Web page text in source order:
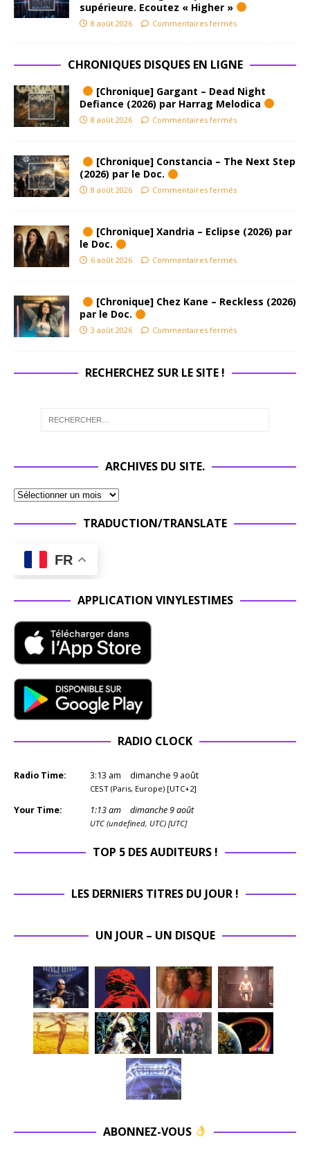
supérieure. Ecoutez « Higher »
8 août 2026 Commentaires fermés
CHRONIQUES DISQUES EN LIGNE
[Chronique] Gargant – Dead Night
Defiance (2026) par Harrag Melodica
8 août 2026 Commentaires fermés
[Chronique] Constancia – The Next Step
(2026) par le Doc.
8 août 2026 Commentaires fermés
[Chronique] Xandria – Eclipse (2026) par
le Doc.
6 août 2026 Commentaires fermés
[Chronique] Chez Kane – Reckless (2026)
par le Doc.
3 août 2026 Commentaires fermés
RECHERCHEZ SUR LE SITE !
ARCHIVES DU SITE.
TRADUCTION/TRANSLATE
FR
APPLICATION VINYLESTIMES
RADIO CLOCK
Radio Time: 3:13 am dimanche 9 août
CEST (Paris, Europe) [UTC+2]
Your Time: 1:13am dimanche 9 août
UTC (undefined, UTC) [UTC]
TOP 5 DES AUDITEURS !
LES DERNIERS TITRES DU JOUR !
UN JOUR – UN DISQUE
ABONNEZ-VOUS